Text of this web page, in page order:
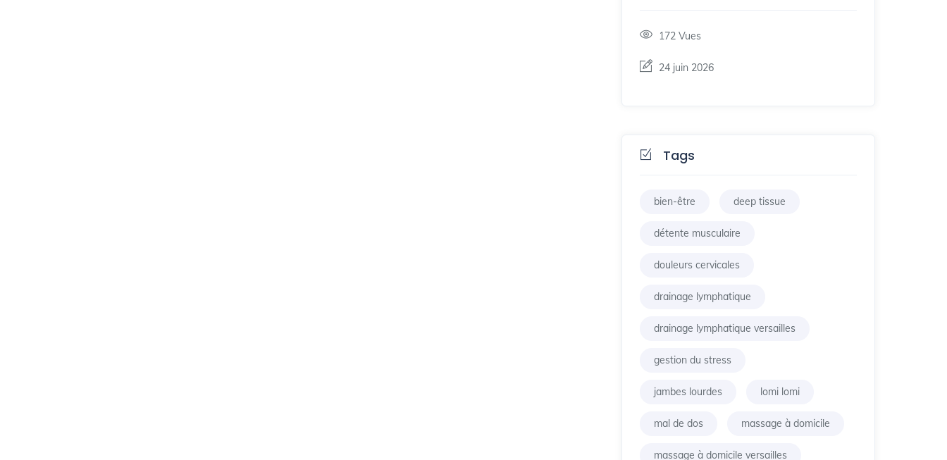
172 Vues
24 juin 2026
Tags
bien-être deep tissue
détente musculaire
douleurs cervicales
drainage lymphatique
drainage lymphatique versailles
gestion du stress
jambes lourdes lomi lomi
mal de dos massage à domicile
massage à domicile versailles